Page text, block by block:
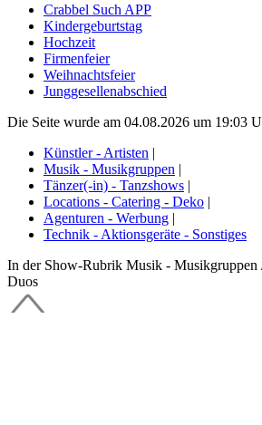
Crabbel Such APP
Kindergeburtstag
Hochzeit
Firmenfeier
Weihnachtsfeier
Junggesellenabschied
Die Seite wurde am 04.08.2026 um 19:03
Künstler - Artisten |
Musik - Musikgruppen |
Tänzer(-in) - Tanzshows |
Locations - Catering - Deko |
Agenturen - Werbung |
Technik - Aktionsgeräte - Sonstiges
In der Show-Rubrik Musik - Musikgruppen
Duos